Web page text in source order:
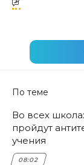
По теме
Во всех
пройдут
учения
08:02